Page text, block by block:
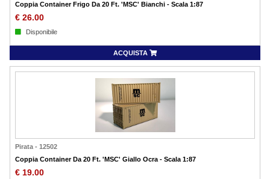
Coppia Container Frigo Da 20 Ft. 'MSC' Bianchi - Scala 1:87
€ 26.00
Disponibile
ACQUISTA
Pirata - 12502
Coppia Container Da 20 Ft. 'MSC' Giallo Ocra - Scala 1:87
€ 19.00